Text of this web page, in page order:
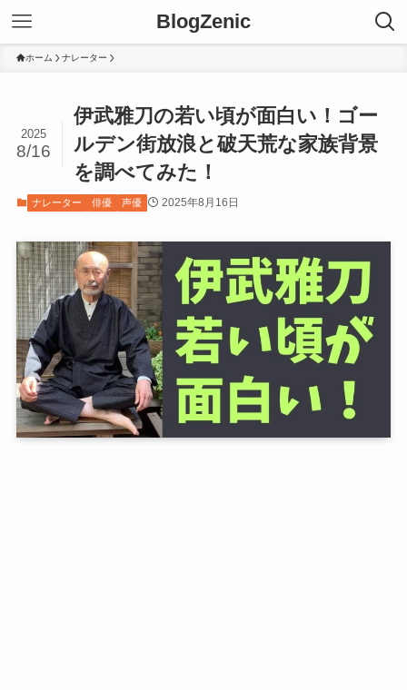
BlogZenic
ホーム ナレーター
伊武雅刀の若い頃が面白い！ゴー
ルデン街放浪と破天荒な家族背景
を調べてみた！
2025
8/16
ナレーター 俳優 声優 2025年8月16日